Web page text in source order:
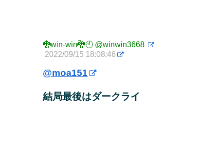
🐉win-win🐉🕙 @winwin3668
2022/09/15 18:08:46
@moa151
結局最後はダークライ